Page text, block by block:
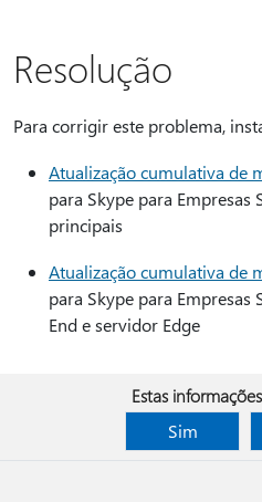
Resolução
Para corrigir este problema,
Atualização cumulativa de
para Skype para
principais
Atualização cumulativa de
para Skype para
End e servidor Edge
Estas
Sim